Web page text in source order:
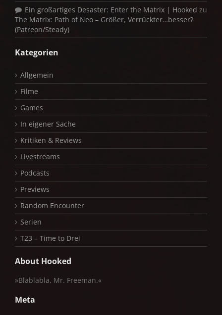
Ein großartiges Desaster: Enter the Matrix | Hooked zu
The Matrix: Path of Neo – Größer, Verrückter…besser?
(Patreon/Steady)
Kategorien
Allgemein
Filme
Games
In eigener Sache
Kritiken & Reviews
Livestreams
Podcasts
Previews
Random Encounter
Serien
T23 – Time to Drei
About Hooked
»Blablabla, Mr. Freeman.«
Meta